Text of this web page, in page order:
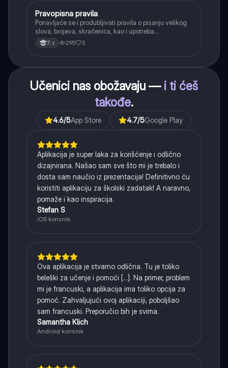
Srpski jezik
Pravopisna pravila
Ponavljaće se i produbljivati pravila o pisanju velikog
slova, brojeva, skraćenica, kao i upotreba
interpunkcije, sa posebnim fokusom na zarez u
složenoj rečenici.
7. r. 295 3
Učenici nas obožavaju — i ti ćeš
takođe.
4.6/5App Store 4.7/5Google Play
Aplikacija je super laka za korišćenje i odlično
dizajnirana. Našao sam sve što mi je trebalo i
dosta sam naučio iz prezentacija! Definitivno ću
koristiti aplikaciju za školski zadatak! A naravno,
pomaže i kao inspiracija.
Stefan S
iOS korisnik
Ova aplikacija je stvarno odlična. Tu je toliko
beleški za učenje i pomoći [...]. Na primer, problem
mi je francuski, a aplikacija ima toliko opcija za
pomoć. Zahvaljujući ovoj aplikaciji, poboljšao
sam francuski. Preporučio bih je svima.
Samantha Klich
Android korisnik